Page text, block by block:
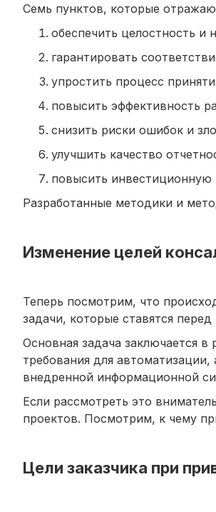
Семь пунктов, которые
обеспечить целостность и
гарантировать
упростить процесс
повысить эффективность
снизить риски ошибок и
улучшить качество
повысить инвестиционную
Разработанные методики и
Изменение целей
Теперь посмотрим, что
задачи, которые ставятся
Основная задача заключается
требования для
внедренной информационной
Если рассмотреть это
проектов. Посмотрим, к чему
Цели заказчика при